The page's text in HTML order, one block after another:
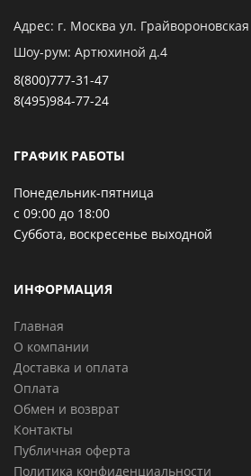
Адрес: г. Москва ул.
Шоу-рум: Артюхиной д.4
8(800)777-31-47
8(495)984-77-24
ГРАФИК РАБОТЫ
Понедельник-пятница
с 09:00 до 18:00
Суббота, воскресенье выходной
ИНФОРМАЦИЯ
Главная
О компании
Доставка и оплата
Оплата
Обмен и возврат
Контакты
Публичная оферта
Политика конфиденциальности